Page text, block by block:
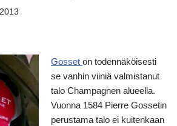
Gosset on todennäköisesti
se vanhin viiniä valmistanut
talo Champagnen alueella.
Vuonna 1584 Pierre Gossetin
perustama talo ei kuitenkaan